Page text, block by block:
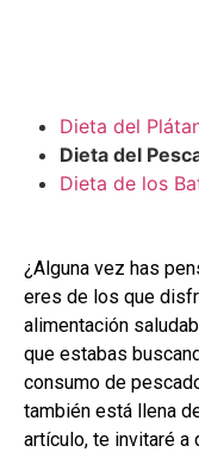
Dieta del
Dieta del
Dieta de los
¿Alguna vez has
eres de los que
alimentación
que estabas
consumo de
también está llena
artículo, te invitaré a